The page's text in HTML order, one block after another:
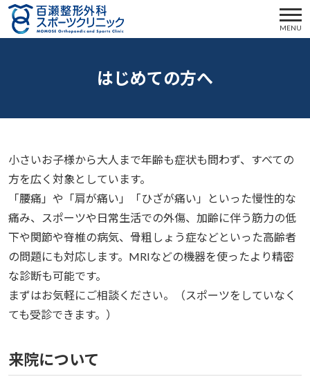
MENU
はじめての方へ
小さいお子様から大人まで年齢も症状も問わず、すべての
方を広く対象としています。
「腰痛」や「肩が痛い」「ひざが痛い」といった慢性的な
痛み、スポーツや日常生活での外傷、加齢に伴う筋力の低
下や関節や脊椎の病気、骨粗しょう症などといった高齢者
の問題にも対応します。MRIなどの機器を使ったより精密
な診断も可能です。
まずはお気軽にご相談ください。（スポーツをしていなく
ても受診できます。）
来院について